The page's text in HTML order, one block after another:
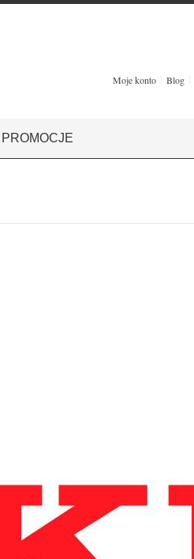
Moje konto Blog
PROMOCJE